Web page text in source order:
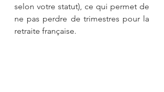
selon votre statut), ce qui permet de
ne pas perdre de trimestres pour la
retraite française.